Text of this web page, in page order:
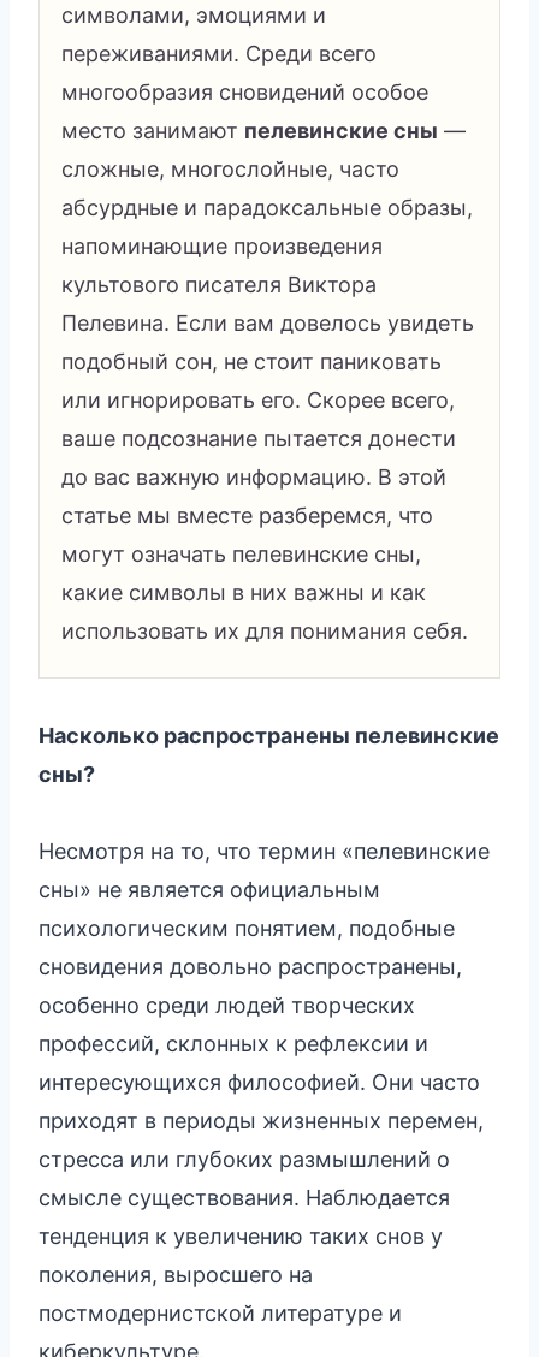
символами, эмоциями и
переживаниями. Среди всего
многообразия сновидений особое
место занимают пелевинские сны —
сложные, многослойные, часто
абсурдные и парадоксальные образы,
напоминающие произведения
культового писателя Виктора
Пелевина. Если вам довелось увидеть
подобный сон, не стоит паниковать
или игнорировать его. Скорее всего,
ваше подсознание пытается донести
до вас важную информацию. В этой
статье мы вместе разберемся, что
могут означать пелевинские сны,
какие символы в них важны и как
использовать их для понимания себя.
Насколько распространены пелевинские
сны?
Несмотря на то, что термин «пелевинские
сны» не является официальным
психологическим понятием, подобные
сновидения довольно распространены,
особенно среди людей творческих
профессий, склонных к рефлексии и
интересующихся философией. Они часто
приходят в периоды жизненных перемен,
стресса или глубоких размышлений о
смысле существования. Наблюдается
тенденция к увеличению таких снов у
поколения, выросшего на
постмодернистской литературе и
киберкультуре.